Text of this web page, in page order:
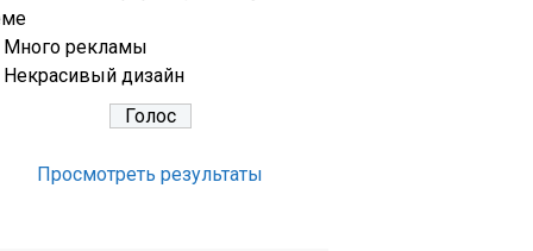
Много рекламы
Некрасивый дизайн
Просмотреть результаты